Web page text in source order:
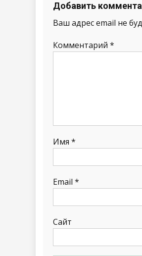
Добавить
Ваш адрес email не
Комментарий *
Имя *
Email *
Сайт